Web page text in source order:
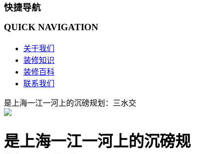
快捷导航
QUICK NAVIGATION
关于我们
装修知识
装修百科
联系我们
是上海一江一河上的沉磅规划：三水交
是上海一江一河上的沉磅规